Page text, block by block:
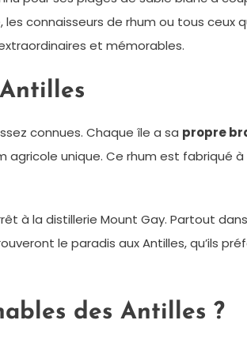
connaisseurs de rhum ou tous ceux
et mémorables.
connues. Chaque île a sa propre
unique. Ce rhum est fabriqué
à la distillerie Mount Gay. Partout
le paradis aux Antilles, qu’ils
des Antilles ?